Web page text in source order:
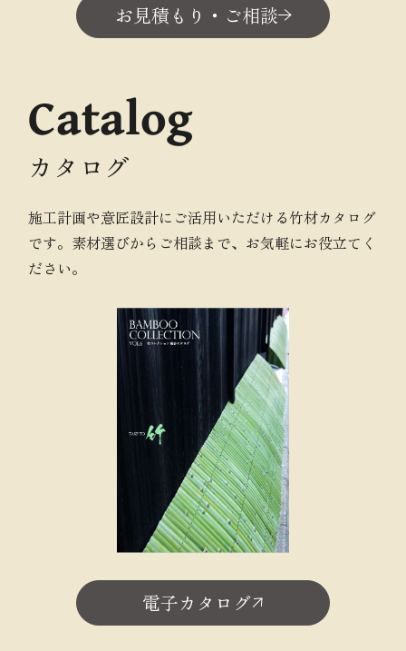
お見積もり・ご相談
Catalog
カタログ
施工計画や意匠設計にご活用いただける竹材カタログ
です。素材選びからご相談まで、お気軽にお役立てく
ださい。
電子カタログ